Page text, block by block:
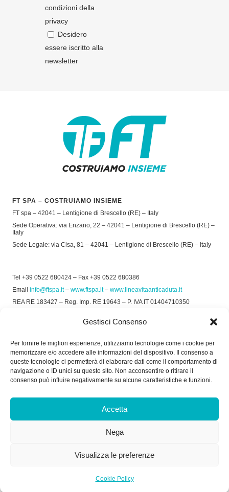
Gestisci Consenso
Per fornire le migliori esperienze, utilizziamo tecnologie come i cookie per
memorizzare e/o accedere alle informazioni del dispositivo. Il consenso a
queste tecnologie ci permetterà di elaborare dati come il comportamento di
navigazione o ID unici su questo sito. Non acconsentire o ritirare il
consenso può influire negativamente su alcune caratteristiche e funzioni.
Accetta
Nega
Visualizza le preferenze
Cookie Policy
condizioni della
privacy
Desidero
essere iscritto alla
newsletter
FT SPA – COSTRUIAMO INSIEME
FT spa – 42041 – Lentigione di Brescello (RE) – Italy
Sede Operativa: via Enzano, 22 – 42041 – Lentigione di Brescello (RE) –
Italy
Sede Legale: via Cisa, 81 – 42041 – Lentigione di Brescello (RE) – Italy
Tel +39 0522 680424 – Fax +39 0522 680386
Email info@ftspa.it– www.ftspa.it– www.lineavitaanticaduta.it
REA RE 183427 – Reg. Imp. RE 19643 – P. IVA IT 01404710350
Privacy Policy–Cookie Policy
SOCIAL
Dal Lunedì al Venerdì: 8.00/12.30 - 13.30/17.30
Dal Lunedì al Venerdì: 7.30/11.30 - 13.30/17.00